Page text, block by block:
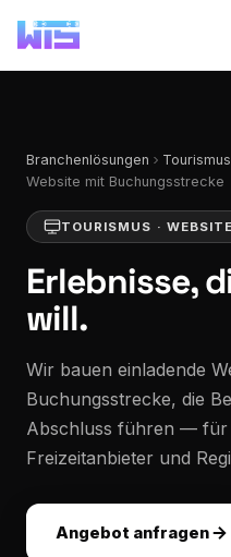
Branchenlösungen
Website mit Buchungsstrecke
TOURISMUS · WEBSITE
Erlebnisse,
will.
Wir bauen einladende
Buchungsstrecke, die
Abschluss führen — für
Freizeitanbieter und
Angebot anfragen